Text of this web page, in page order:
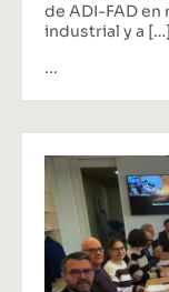
de ADI-FAD
industrial y a […]
...